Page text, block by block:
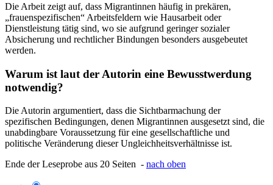
Die Arbeit zeigt auf, dass Migrantinnen häufig in prekären,
„frauenspezifischen“ Arbeitsfeldern wie Hausarbeit oder
Dienstleistung tätig sind, wo sie aufgrund geringer sozialer
Absicherung und rechtlicher Bindungen besonders ausgebeutet
werden.
Warum ist laut der Autorin eine Bewusstwerdung
notwendig?
Die Autorin argumentiert, dass die Sichtbarmachung der
spezifischen Bedingungen, denen Migrantinnen ausgesetzt sind, die
unabdingbare Voraussetzung für eine gesellschaftliche und
politische Veränderung dieser Ungleichheitsverhältnisse ist.
Ende der Leseprobe aus 20 Seiten - nach oben